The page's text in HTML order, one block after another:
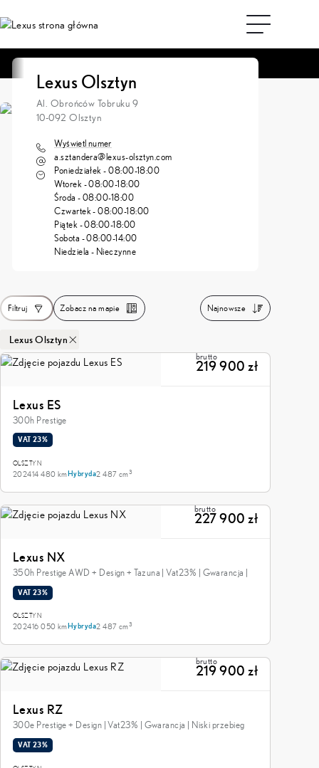
Lexus Olsztyn
Al. Obrońców Tobruku 9
10-092 Olsztyn
Wyświetl numer
a.sztandera@lexus-olsztyn.com
Poniedziałek - 08:00-18:00
Wtorek - 08:00-18:00
Środa - 08:00-18:00
Czwartek - 08:00-18:00
Piątek - 08:00-18:00
Sobota - 08:00-14:00
Niedziela - Nieczynne
Filtruj Zobacz na mapie Najnowsze
Lexus Olsztyn
Lexus ES
300h Prestige
VAT 23%
OLSZTYN
202414 480 km Hybryda2 487 cm3
brutto
219 900 zł
Lexus NX
350h Prestige AWD + Design + Tazuna | Vat23% | Gwarancja |
VAT 23%
OLSZTYN
202416 050 km Hybryda2 487 cm3
brutto
227 900 zł
Lexus RZ
300e Prestige + Design | Vat23% | Gwarancja | Niski przebieg
VAT 23%
brutto
219 900 zł